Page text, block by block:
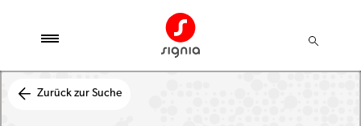
Zurück zur Suche